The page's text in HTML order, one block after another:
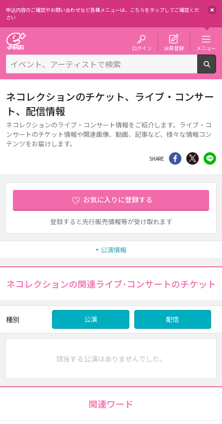
申込内容のご確認やお問い合わせなど各種メニューは、 こちらをタップしてご確認くだ
さい
ログイン 会員登録 メニュー
ネコレクションのチケット、ライブ・コンサー
ト、配信情報
ネコレクションのライブ・コンサート情報をご紹介します。ライブ・コ
ンサートのチケット情報や関連画像、動画、記事など、様々な情報コン
テンツをお届けします。
SHARE シェア Twitter
お気に入りに登録する
登録すると先行販売情報等が受け取れます
公演情報
ネコレクションの関連ライブ･コンサートのチケット
種別 公演 配信
該当する公演はありませんでした。
関連ワード